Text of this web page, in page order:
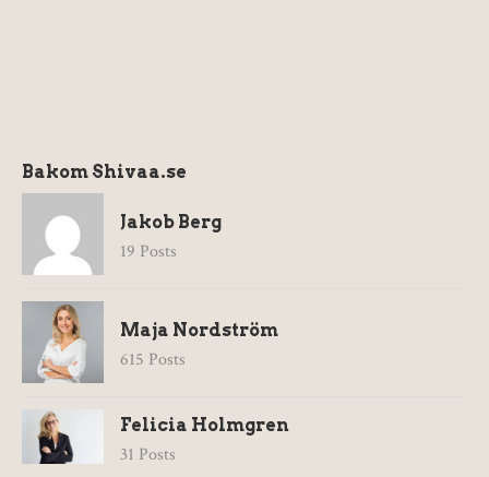
Bakom Shivaa.se
Jakob Berg
19 Posts
Maja Nordström
615 Posts
Felicia Holmgren
31 Posts